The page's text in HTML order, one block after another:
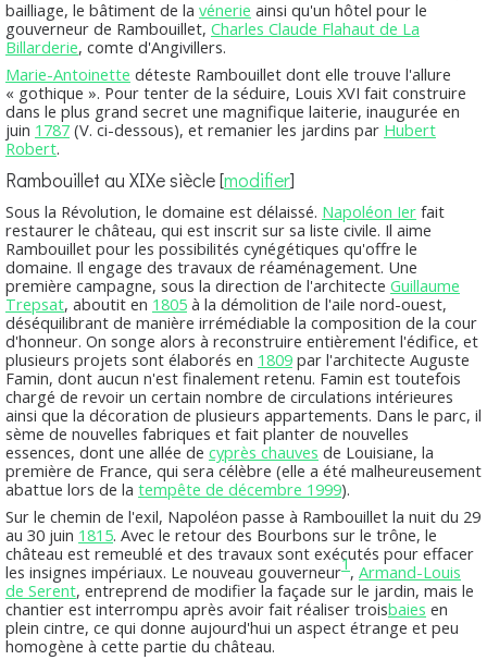
bailliage, le bâtiment de la vénerie ainsi qu'un hôtel pour le
gouverneur de Rambouillet, Charles Claude Flahaut de La
Billarderie, comte d'Angivillers.
Marie-Antoinette déteste Rambouillet dont elle trouve l'allure
« gothique ». Pour tenter de la séduire, Louis XVI fait construire
dans le plus grand secret une magnifique laiterie, inaugurée en
juin 1787 (V. ci-dessous), et remanier les jardins par Hubert
Robert.
Rambouillet au XIXe siècle[modifier]
Sous la Révolution, le domaine est délaissé. Napoléon Ier fait
restaurer le château, qui est inscrit sur sa liste civile. Il aime
Rambouillet pour les possibilités cynégétiques qu'offre le
domaine. Il engage des travaux de réaménagement. Une
première campagne, sous la direction de l'architecte Guillaume
Trepsat, aboutit en 1805 à la démolition de l'aile nord-ouest,
déséquilibrant de manière irrémédiable la composition de la cour
d'honneur. On songe alors à reconstruire entièrement l'édifice, et
plusieurs projets sont élaborés en 1809 par l'architecte Auguste
Famin, dont aucun n'est finalement retenu. Famin est toutefois
chargé de revoir un certain nombre de circulations intérieures
ainsi que la décoration de plusieurs appartements. Dans le parc, il
sème de nouvelles fabriques et fait planter de nouvelles
essences, dont une allée de cyprès chauves de Louisiane, la
première de France, qui sera célèbre (elle a été malheureusement
abattue lors de la tempête de décembre 1999).
Sur le chemin de l'exil, Napoléon passe à Rambouillet la nuit du 29
au 30 juin 1815. Avec le retour des Bourbons sur le trône, le
château est remeublé et des travaux sont exécutés pour effacer
les insignes impériaux. Le nouveau gouverneur1, Armand-Louis
de Serent, entreprend de modifier la façade sur le jardin, mais le
chantier est interrompu après avoir fait réaliser troisbaies en
plein cintre, ce qui donne aujourd'hui un aspect étrange et peu
homogène à cette partie du château.